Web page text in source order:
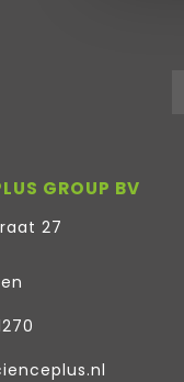
GROUP BV
27